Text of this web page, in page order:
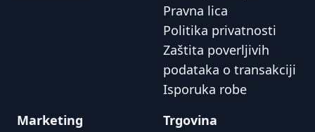
Pravna lica
Politika privatnosti
Zaštita poverljivih
podataka o transakciji
Isporuka robe
Marketing
Trgovina